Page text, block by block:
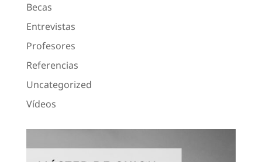
Becas
Entrevistas
Profesores
Referencias
Uncategorized
Vídeos